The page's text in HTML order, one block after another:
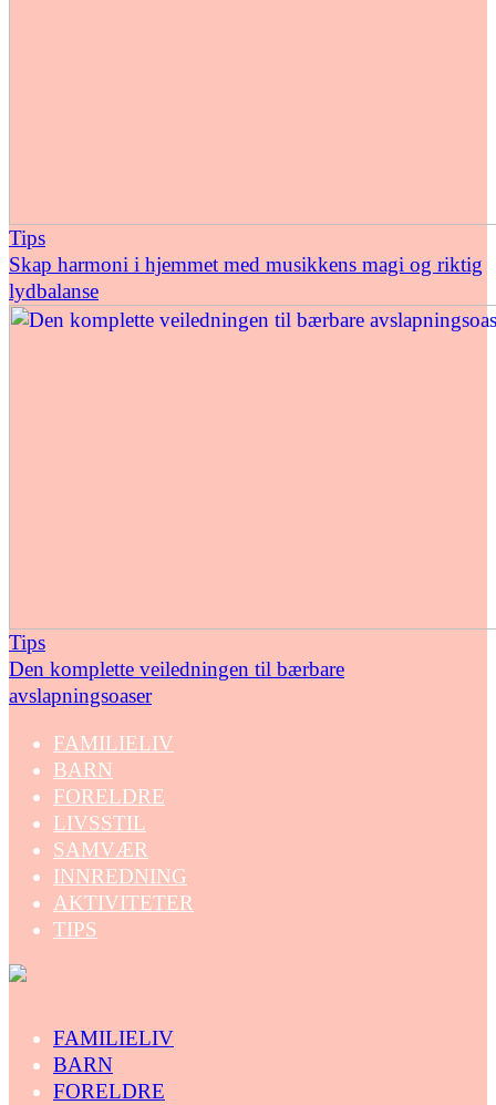
Tips
Skap harmoni i hjemmet med musikkens magi og riktig
lydbalanse
Tips
Den komplette veiledningen til bærbare
avslapningsoaser
FAMILIELIV
BARN
FORELDRE
LIVSSTIL
SAMVÆR
INNREDNING
AKTIVITETER
TIPS
FAMILIELIV
BARN
FORELDRE